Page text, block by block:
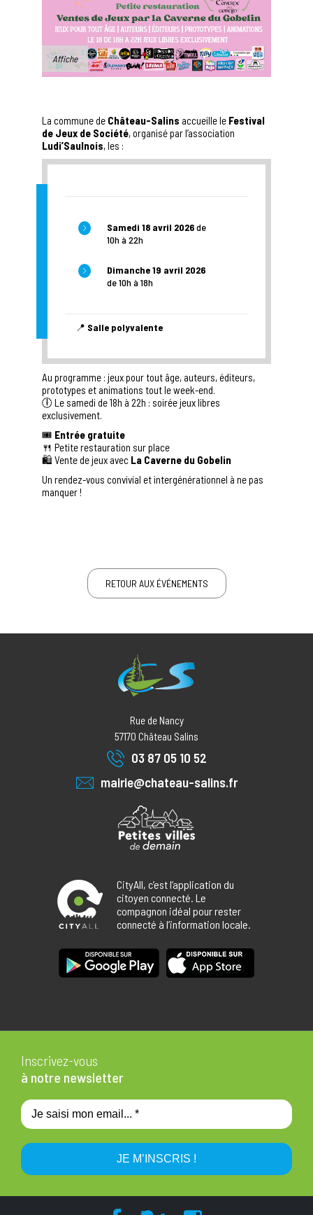
Affiche
La commune de Château-Salins accueille le Festival
de Jeux de Société, organisé par l’association
Ludi’Saulnois, les :
Samedi 18 avril 2026de
10h à 22h
Dimanche 19 avril 2026
de 10h à 18h
📍 Salle polyvalente
Au programme : jeux pour tout âge, auteurs, éditeurs,
prototypes et animations tout le week-end.
🕕 Le samedi de 18h à 22h : soirée jeux libres
exclusivement.
🎟 Entrée gratuite
🍴 Petite restauration sur place
🛍 Vente de jeux avec La Caverne du Gobelin
Un rendez-vous convivial et intergénérationnel à ne pas
manquer !
RETOUR AUX ÉVÉNEMENTS
Rue de Nancy
57170 Château Salins
03 87 05 10 52
mairie@chateau-salins.fr
CityAll, c’est l’application du
citoyen connecté. Le
compagnon idéal pour rester
connecté à l’information locale.
Inscrivez-vous
à notre newsletter